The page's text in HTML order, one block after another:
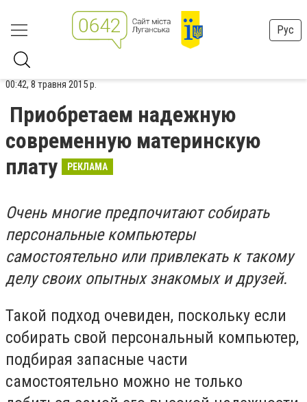
Рус
00:42, 8 травня 2015 р.
Приобретаем надежную
современную материнскую
плату
РЕКЛАМА
Очень многие предпочитают собирать
персональные компьютеры
самостоятельно или привлекать к такому
делу своих опытных знакомых и друзей.
Такой подход очевиден, поскольку если
собирать свой персональный компьютер,
подбирая запасные части
самостоятельно можно не только